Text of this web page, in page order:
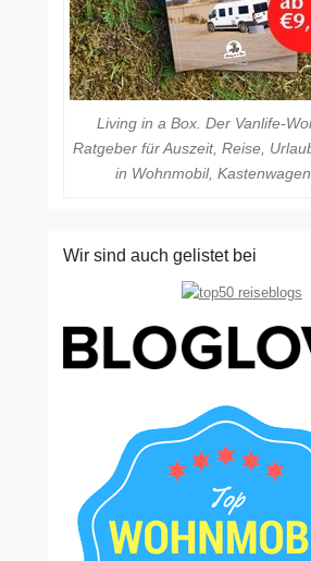
Living in a Box. Der Vanlife-
Ratgeber für Auszeit, Reise,
in Wohnmobil,
Wir sind auch gelistet bei